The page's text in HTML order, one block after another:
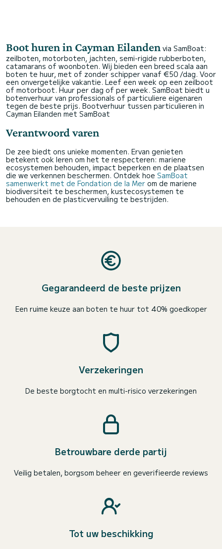
Boot huren in Cayman Eilanden via SamBoat:
zeilboten, motorboten, jachten, semi-rigide rubberboten,
catamarans of woonboten. Wij bieden een breed scala aan
boten te huur, met of zonder schipper vanaf €50 /dag. Voor
een onvergetelijke vakantie. Leef een week op een zeilboot
of motorboot. Huur per dag of per week. SamBoat biedt u
botenverhuur van professionals of particuliere eigenaren
tegen de beste prijs. Bootverhuur tussen particulieren in
Cayman Eilanden met SamBoat
Verantwoord varen
De zee biedt ons unieke momenten. Ervan genieten
betekent ook leren om het te respecteren: mariene
ecosystemen behouden, impact beperken en de plaatsen
die we verkennen beschermen. Ontdek hoe SamBoat
samenwerkt met de Fondation de la Mer om de mariene
biodiversiteit te beschermen, kustecosystemen te
behouden en de plasticvervuiling te bestrijden.
Gegarandeerd de beste prijzen
Een ruime keuze aan boten te huur tot 40% goedkoper
Verzekeringen
De beste borgtocht en multi-risico verzekeringen
Betrouwbare derde partij
Veilig betalen, borgsom beheer en geverifieerde reviews
Tot uw beschikking